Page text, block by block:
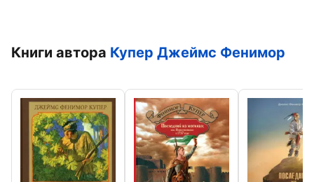
Книги автора Купер Джеймс Фенимор